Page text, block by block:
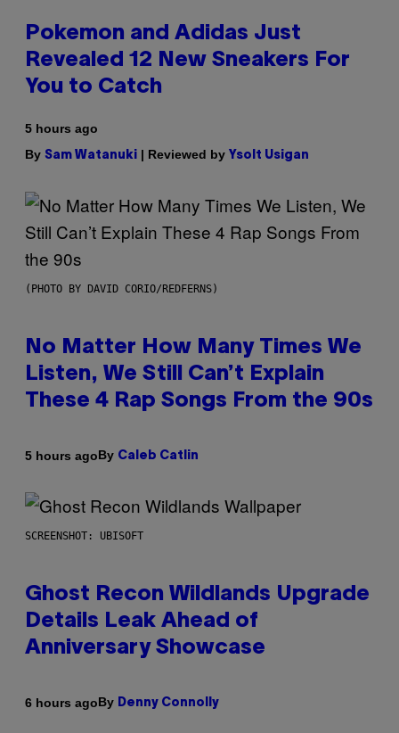
Pokemon and Adidas Just
Revealed 12 New Sneakers For
You to Catch
5 hours ago
By Sam Watanuki | Reviewed by Ysolt Usigan
(PHOTO BY DAVID CORIO/REDFERNS)
No Matter How Many Times We
Listen, We Still Can’t Explain
These 4 Rap Songs From the 90s
5 hours agoBy Caleb Catlin
SCREENSHOT: UBISOFT
Ghost Recon Wildlands Upgrade
Details Leak Ahead of
Anniversary Showcase
6 hours agoBy Denny Connolly